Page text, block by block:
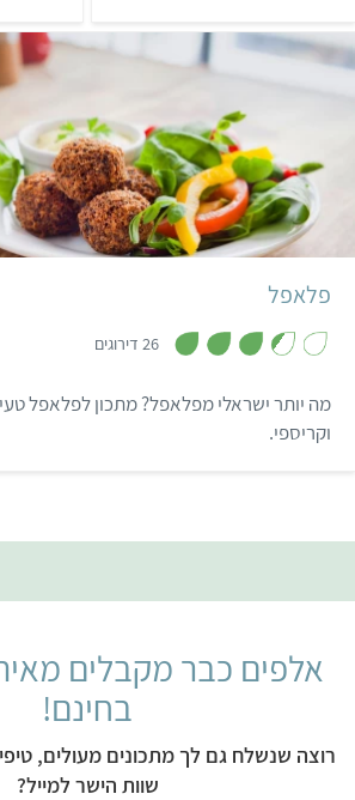
יבש
נתחים
קל ישראלי
פלאפל
26 דירוגים
ת
מה יותר ישראלי מפלאפל? מתכון לפלאפל
וקריספי.
אלפים כבר מקבלים
בחינם!
רוצה שנשלח גם לך מתכונים מעולים,
שוות הישר למייל?